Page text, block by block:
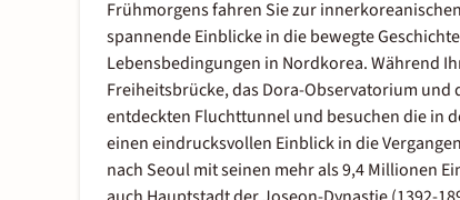
Frühmorgens fahren Sie zur
spannende Einblicke in die bewegte
Lebensbedingungen in Nordkorea. Während
Freiheitsbrücke, das Dora-Observatorium
entdeckten Fluchttunnel und besuchen die in
einen eindrucksvollen Einblick in die
nach Seoul mit seinen mehr als 9,4 Millionen